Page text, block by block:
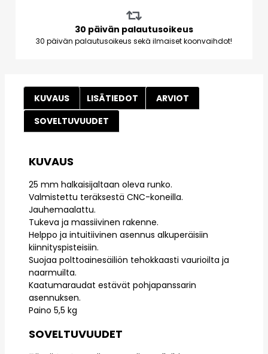
30 päivän palautusoikeus
30 päivän palautusoikeus sekä ilmaiset koonvaihdot!
KUVAUS LISÄTIEDOT
ARVIOT
SOVELTUVUUDET
KUVAUS
25 mm halkaisijaltaan oleva runko.
Valmistettu teräksestä CNC-koneilla.
Jauhemaalattu.
Tukeva ja massiivinen rakenne.
Helppo ja intuitiivinen asennus alkuperäisiin
kiinnityspisteisiin.
Suojaa polttoainesäiliön tehokkaasti vaurioilta ja
naarmuilta.
Kaatumaraudat estävät pohjapanssarin
asennuksen.
Paino 5,5 kg
SOVELTUVUUDET